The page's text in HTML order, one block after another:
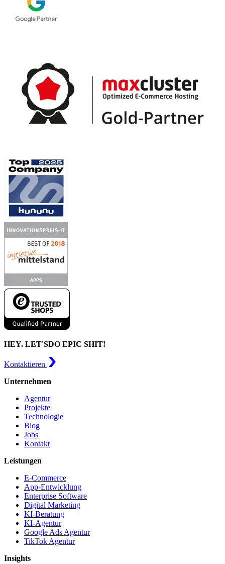
HEY. LET'SDO EPIC SHIT!
Kontaktieren
Unternehmen
Agentur
Projekte
Technologie
Blog
Jobs
Kontakt
Leistungen
E-Commerce
App-Entwicklung
Enterprise Software
Digital Marketing
KI-Beratung
KI-Agentur
Google Ads Agentur
TikTok Agentur
Insights